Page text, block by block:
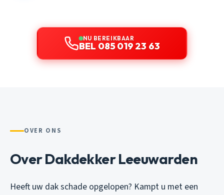
NU BEREIKBAAR
BEL 085 019 23 63
OVER ONS
Over Dakdekker Leeuwarden
Heeft uw dak schade opgelopen? Kampt u met een